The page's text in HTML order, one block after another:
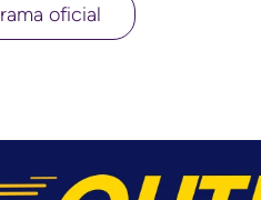
oficial